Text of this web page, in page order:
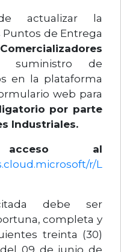
actualizar la
de Entrega
Comercializadores
de
en la plataforma
web para
por parte
Industriales.
al
r/L
debe ser
completa y
treinta (30)
09 de junio de